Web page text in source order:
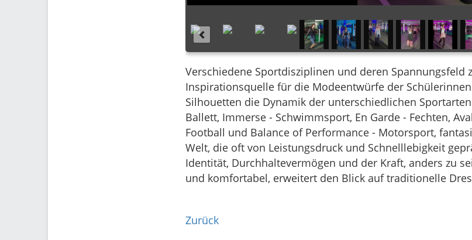
Verschiedene Sportdisziplinen und deren Spannungsfeld
Inspirationsquelle für die Modeentwürfe der
Silhouetten die Dynamik der unterschiedlichen
Ballett, Immerse - Schwimmsport, En Garde - Fechten,
Football und Balance of Performance - Motorsport,
Welt, die oft von Leistungsdruck und Schnelllebigkeit
Identität, Durchhaltevermögen und der Kraft, anders zu
und komfortabel, erweitert den Blick auf traditionelle
Zurück